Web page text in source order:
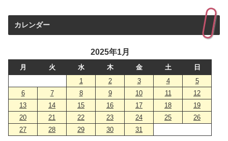
カレンダー
2025年1月
月 火 水 木 金 土
日
1
2 3 4
5
6
7 8 9 10 11
12
13
14 15 16 17 18
19
20
21 22 23 24 25
26
27
28 29 30 31